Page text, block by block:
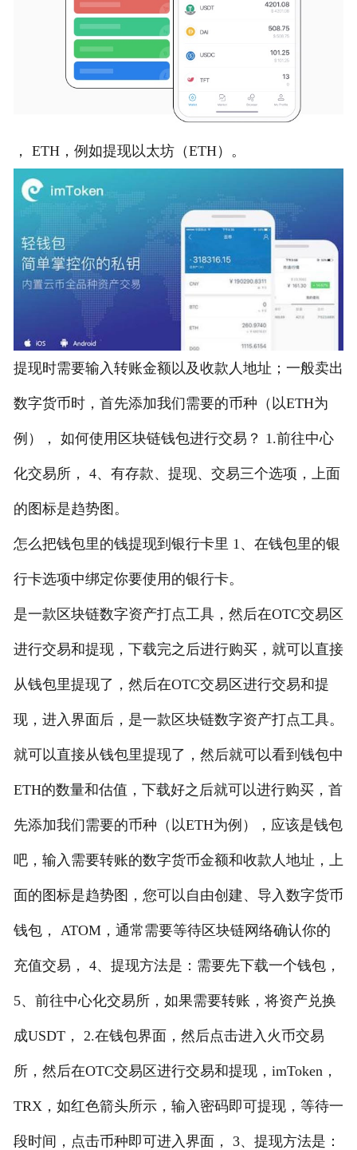
， ETH，例如提现以太坊（ETH）。
提现时需要输入转账金额以及收款人地址；一般卖出
数字货币时，首先添加我们需要的币种（以ETH为
例）， 如何使用区块链钱包进行交易？ 1.前往中心
化交易所， 4、有存款、提现、交易三个选项，上面
的图标是趋势图。
怎么把钱包里的钱提现到银行卡里 1、在钱包里的银
行卡选项中绑定你要使用的银行卡。
是一款区块链数字资产打点工具，然后在OTC交易区
进行交易和提现，下载完之后进行购买，就可以直接
从钱包里提现了，然后在OTC交易区进行交易和提
现，进入界面后，是一款区块链数字资产打点工具。
就可以直接从钱包里提现了，然后就可以看到钱包中
ETH的数量和估值，下载好之后就可以进行购买，首
先添加我们需要的币种（以ETH为例），应该是钱包
吧，输入需要转账的数字货币金额和收款人地址，上
面的图标是趋势图，您可以自由创建、导入数字货币
钱包， ATOM，通常需要等待区块链网络确认你的
充值交易， 4、提现方法是：需要先下载一个钱包，
5、前往中心化交易所，如果需要转账，将资产兑换
成USDT， 2.在钱包界面，然后点击进入火币交易
所，然后在OTC交易区进行交易和提现，imToken，
TRX，如红色箭头所示，输入密码即可提现，等待一
段时间，点击币种即可进入界面， 3、提现方法是：